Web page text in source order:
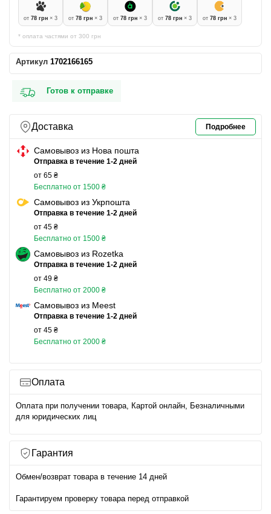
от 78 грн × 3 от 78 грн × 3 от 78 грн × 3 от 78 грн × 3 от 78 грн × 3
* оплата частями от 300 грн
Артикул 1702166165
Готов к отправке
Доставка Подробнее
Самовывоз из Нова пошта
Отправка в течение 1-2 дней
от 65 ₴
Бесплатно от 1500 ₴
Самовывоз из Укрпошта
Отправка в течение 1-2 дней
от 45 ₴
Бесплатно от 1500 ₴
Самовывоз из Rozetka
Отправка в течение 1-2 дней
от 49 ₴
Бесплатно от 2000 ₴
Самовывоз из Meest
Отправка в течение 1-2 дней
от 45 ₴
Бесплатно от 2000 ₴
Оплата
Оплата при получении товара, Картой онлайн, Безналичными
для юридических лиц
Гарантия
Обмен/возврат товара в течение 14 дней
Гарантируем проверку товара перед отправкой